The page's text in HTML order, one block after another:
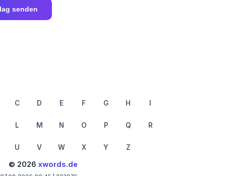
Vorschlag senden
C D E F G H I
L M N O P Q R
U V W X Y Z
© 2026 xwords.de